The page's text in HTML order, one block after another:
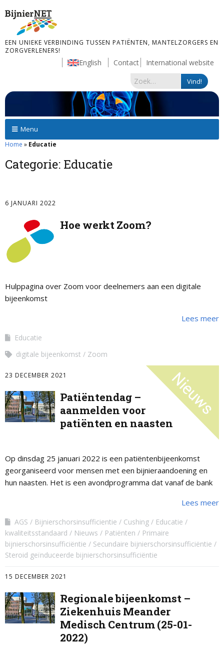
EEN UNIEKE VERBINDING TUSSEN PATIËNTEN, MANTELZORGERS EN
ZORGVERLENERS!
English Contact International website
Menu
Home » Educatie
Categorie: Educatie
6 JANUARI 2022
Hoe werkt Zoom?
Hulppagina over Zoom voor deelnemers aan een digitale
bijeenkomst
Lees meer
Educatie
digitale bijeenkomst
Zoom
23 DECEMBER 2021
Patiëntendag –
aanmelden voor
patiënten en naasten
Op dinsdag 25 januari 2022 is een patiëntenbijeenkomst
georganiseerd voor mensen met een bijnieraandoening en
hun naasten. Het is een avondprogramma dat vanaf de bank
Lees meer
AGS Bijnierschorsinsufficientie Cushing
Educatie
kwaliteitsstandaard
Nieuws Patiënten
Primaire
bijnierschorsinsufficiëntie
Secundaire bijnierschorsinsufficiëntie
Steroid geïnduceerde bijnierschorsinsufficiëntie
15 DECEMBER 2021
Regionale bijeenkomst –
Ziekenhuis Meander
Medisch Centrum (25-01-
2022)